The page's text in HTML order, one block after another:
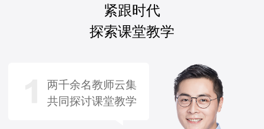
紧跟时代
探索课堂教学
两千余名教师云集
共同探讨课堂教学